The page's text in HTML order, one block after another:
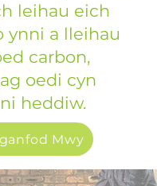
leihau eich
ynni a lleihau
carbon,
oedi cyn
heddiw.
Mwy